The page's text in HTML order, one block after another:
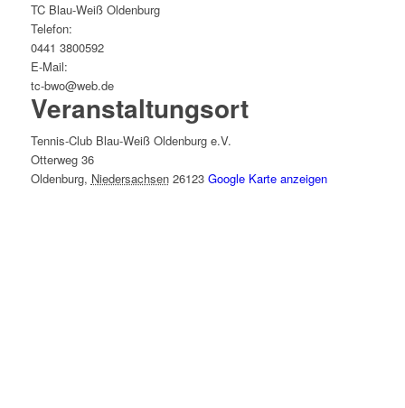
TC Blau-Weiß Oldenburg
Telefon:
0441 3800592
E-Mail:
tc-bwo@web.de
Veranstaltungsort
Tennis-Club Blau-Weiß Oldenburg e.V.
Otterweg 36
Oldenburg, Niedersachsen 26123 Google Karte anzeigen